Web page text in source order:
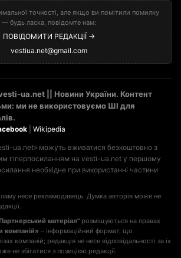
точності, але якщо ви помітили помилку
— будь ласка, повідомте нам:
ПОВІДОМИТИ РЕДАКЦІЇ →
vestiua.net@gmail.com
ua.net || Новини України. Контент
ми не використовуємо ШІ для
Wikipedia
ua.net» можуть вживатися безкоштовно з
гіперпосиланням на vesti-ua.net у першому
необхідне при використанні частини
несе рекламодавець. Думка авторів може не
матеріал" розміщуються на правах
компаній» – інформаційний формат, що
компаній; редакція не несе відповідальності за їх
не збігатися з позицією редакції.